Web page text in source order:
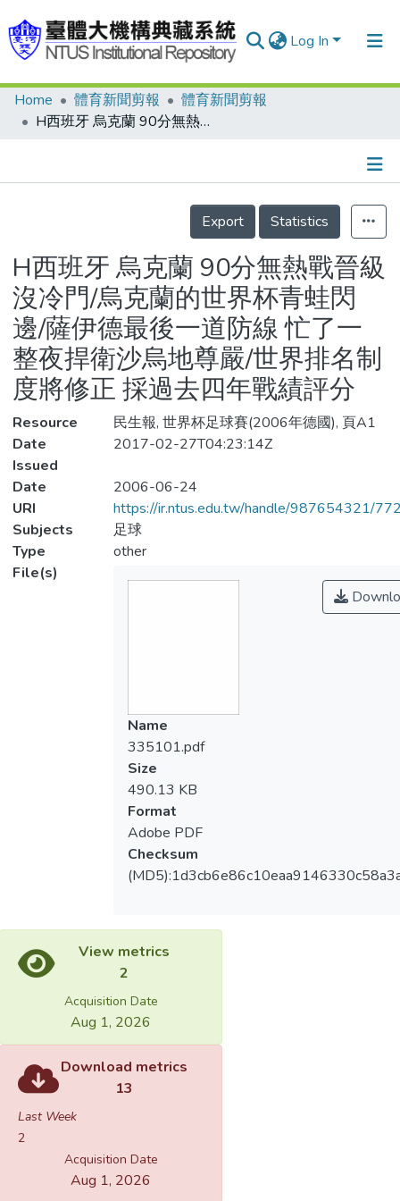
Log In
Communities & Collections
Statistics
Home 體育新聞剪報
體育新聞剪報
H西班牙 烏克蘭 90分無熱戰晉級沒冷門/烏克蘭的世界杯青蛙閃邊/薩伊德最後一道防線 忙了一整夜捍衛沙烏地尊嚴/世界排名制度將修正 採過去四年戰績評分
Details
Export
Statistics
H西班牙 烏克蘭 90分無熱戰晉級
沒冷門/烏克蘭的世界杯青蛙閃
邊/薩伊德最後一道防線 忙了一
整夜捍衛沙烏地尊嚴/世界排名制
度將修正 採過去四年戰績評分
Resource
民生報, 世界杯足球賽(2006年德國), 頁A1
Date
Issued
2017-02-27T04:23:14Z
Date
2006-06-24
URI
https://ir.ntus.edu.tw/handle/987654321/
Subjects
足球
Type
other
File(s)
Name
335101.pdf
Size
490.13 KB
Format
Adobe PDF
Checksum
View metrics
2
Acquisition Date
Aug 1, 2026
Download metrics
13
Last Week
2
Acquisition Date
Aug 1, 2026